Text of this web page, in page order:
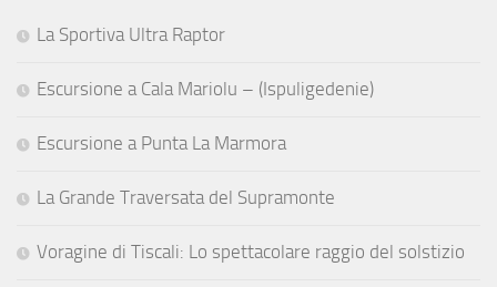
La Sportiva Ultra Raptor
Escursione a Cala Mariolu – (Ispuligedenie)
Escursione a Punta La Marmora
La Grande Traversata del Supramonte
Voragine di Tiscali: Lo spettacolare raggio del solstizio